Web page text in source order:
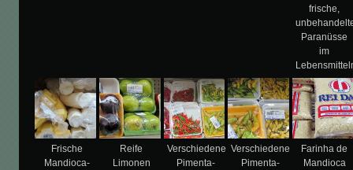
frische,
Paranüsse
im
Frische
Mandioca-
Reife
Limonen
Verschiedene
Pimenta-
Verschiedene
Pimenta-
Farinha de
Mandioca